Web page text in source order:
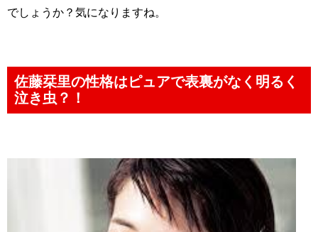
でしょうか？気になりますね。
佐藤栞里の性格はピュアで表裏がなく明るく
泣き虫？！